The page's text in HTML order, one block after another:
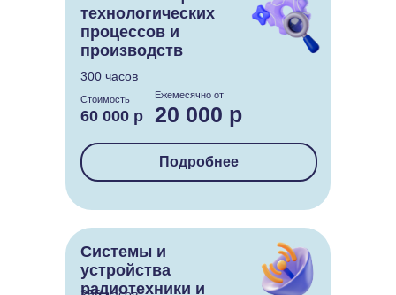
технологических
процессов и
производств
300 часов
20 000 р
60 000 р
Ежемесячно от
Стоимость
Подробнее
Системы и
устройства
радиотехники и